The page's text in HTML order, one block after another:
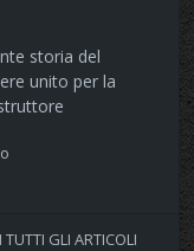
storia del
unito per la
TUTTI GLI ARTICOLI